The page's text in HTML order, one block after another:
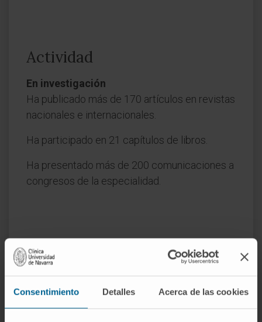
Consentimiento Detalles Acerca de las cookies
Actividad
En investigación
Ha publicado más de 170 artículos en revistas
nacionales e internacionales.
Ha participado en 21 capítulos de libros.
Ha presentado más de 200 comunicaciones a
congresos de la especialidad.